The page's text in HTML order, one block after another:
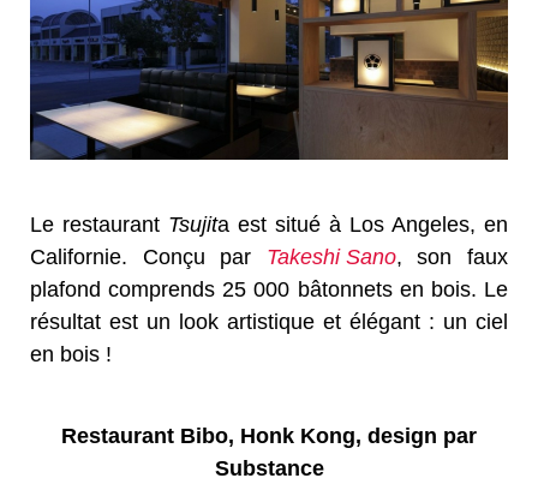
Le restaurant Tsujita est situé à Los Angeles, en
Californie. Conçu par Takeshi Sano, son faux
plafond comprends 25 000 bâtonnets en bois. Le
résultat est un look artistique et élégant : un ciel
en bois !
Restaurant Bibo, Honk Kong, design par
Substance